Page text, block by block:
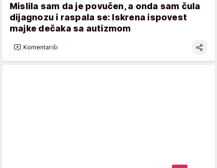
Mislila sam da je povučen, a onda sam čula
dijagnozu i raspala se: Iskrena ispovest
majke dečaka sa autizmom
Komentariši